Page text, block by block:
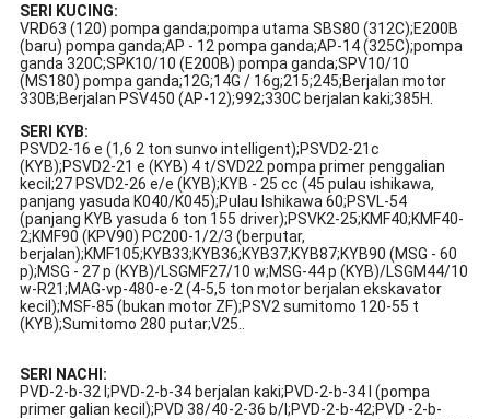
SERI KUCING:
VRD63 (120) pompa ganda;pompa utama SBS80 (312C);E200B
(baru) pompa ganda;AP - 12 pompa ganda;AP-14 (325C);pompa
ganda 320C;SPK10/10 (E200B) pompa ganda;SPV10/10
(MS180) pompa ganda;12G;14G / 16g;215;245;Berjalan motor
330B;Berjalan PSV450 (AP-12);992;330C berjalan kaki;385H.
SERI KYB:
PSVD2-16 e (1,6 2 ton sunvo intelligent);PSVD2-21c
(KYB);PSVD2-21 e (KYB) 4 t/SVD22 pompa primer penggalian
kecil;27 PSVD2-26 e/e (KYB);KYB - 25 cc (45 pulau ishikawa,
panjang yasuda K040/K045);Pulau Ishikawa 60;PSVL-54
(panjang KYB yasuda 6 ton 155 driver);PSVK2-25;KMF40;KMF40-
2;KMF90 (KPV90) PC200-1/2/3 (berputar,
berjalan);KMF105;KYB33;KYB36;KYB37;KYB87;KYB90 (MSG - 60
p);MSG - 27 p (KYB)/LSGMF27/10 w;MSG-44 p (KYB)/LSGM44/10
w-R21;MAG-vp-480-e-2 (4-5,5 ton motor berjalan ekskavator
kecil);MSF-85 (bukan motor ZF);PSV2 sumitomo 120-55 t
(KYB);Sumitomo 280 putar;V25..
SERI NACHI:
PVD-2-b-32 l;PVD-2-b-34 berjalan kaki;PVD-2-b-34 l (pompa
primer galian kecil);PVD 38/40-2-36 b/l;PVD-2-b-42;PVD -2-b-